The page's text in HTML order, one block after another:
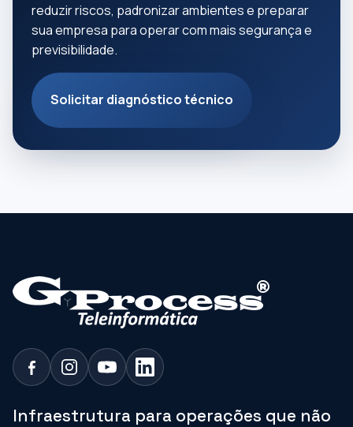
reduzir riscos, padronizar ambientes e preparar
sua empresa para operar com mais segurança e
previsibilidade.
Solicitar diagnóstico técnico
Infraestrutura para operações que não